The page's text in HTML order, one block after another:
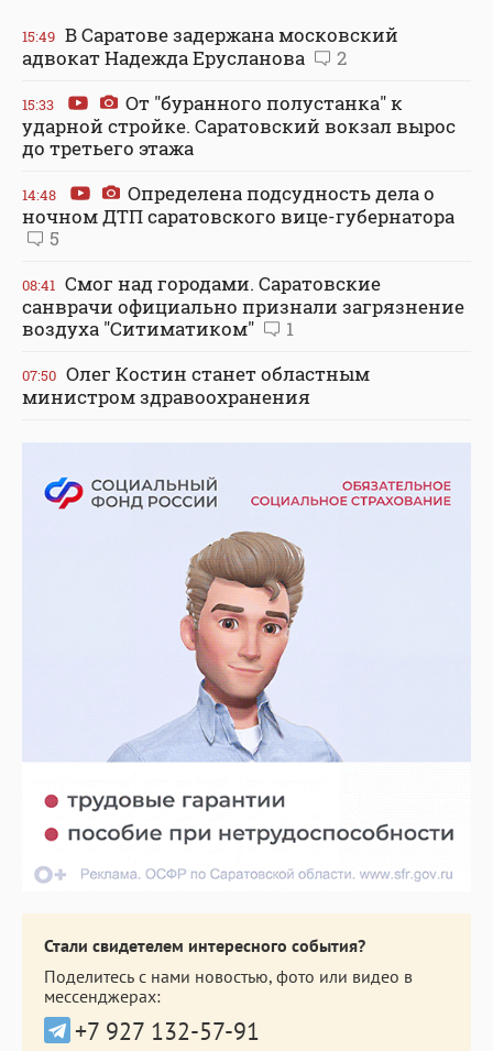
15:49 В Саратове задержана московский
адвокат Надежда Ерусланова
2
15:33
От "буранного полустанка" к
ударной стройке. Саратовский вокзал вырос
до третьего этажа
14:48
Определена подсудность дела о
ночном ДТП саратовского вице-губернатора
5
08:41 Смог над городами. Саратовские
санврачи официально признали загрязнение
воздуха "Ситиматиком"
1
07:50 Олег Костин станет областным
министром здравоохранения
Стали свидетелем интересного события?
Поделитесь с нами новостью, фото или видео в
мессенджерах:
+7 927 132-57-91